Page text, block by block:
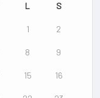
L S
1 2
8 9
15 16